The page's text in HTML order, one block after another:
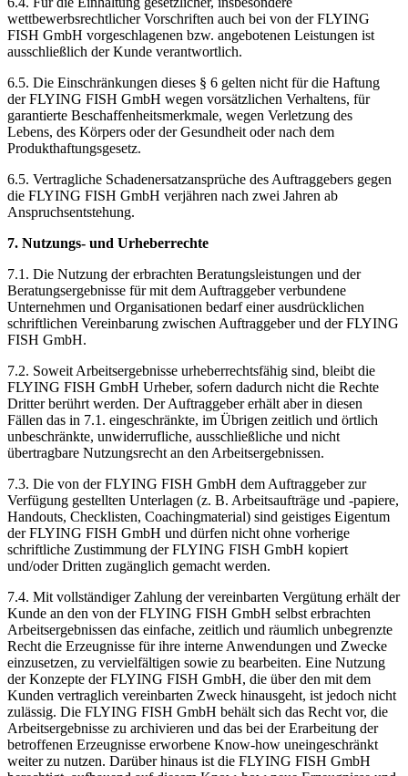
wettbewerbsrechtlicher Vorschriften auch bei von der FLYING
FISH GmbH vorgeschlagenen bzw. angebotenen Leistungen ist
ausschließlich der Kunde verantwortlich.
6.5. Die Einschränkungen dieses § 6 gelten nicht für die Haftung
der FLYING FISH GmbH wegen vorsätzlichen Verhaltens, für
garantierte Beschaffenheitsmerkmale, wegen Verletzung des
Lebens, des Körpers oder der Gesundheit oder nach dem
Produkthaftungsgesetz.
6.5. Vertragliche Schadenersatzansprüche des Auftraggebers gegen
die FLYING FISH GmbH verjähren nach zwei Jahren ab
Anspruchsentstehung.
7. Nutzungs- und Urheberrechte
7.1. Die Nutzung der erbrachten Beratungsleistungen und der
Beratungsergebnisse für mit dem Auftraggeber verbundene
Unternehmen und Organisationen bedarf einer ausdrücklichen
schriftlichen Vereinbarung zwischen Auftraggeber und der FLYING
FISH GmbH.
7.2. Soweit Arbeitsergebnisse urheberrechtsfähig sind, bleibt die
FLYING FISH GmbH Urheber, sofern dadurch nicht die Rechte
Dritter berührt werden. Der Auftraggeber erhält aber in diesen
Fällen das in 7.1. eingeschränkte, im Übrigen zeitlich und örtlich
unbeschränkte, unwiderrufliche, ausschließliche und nicht
übertragbare Nutzungsrecht an den Arbeitsergebnissen.
7.3. Die von der FLYING FISH GmbH dem Auftraggeber zur
Verfügung gestellten Unterlagen (z. B. Arbeitsaufträge und -papiere,
Handouts, Checklisten, Coachingmaterial) sind geistiges Eigentum
der FLYING FISH GmbH und dürfen nicht ohne vorherige
schriftliche Zustimmung der FLYING FISH GmbH kopiert
und/oder Dritten zugänglich gemacht werden.
7.4. Mit vollständiger Zahlung der vereinbarten Vergütung erhält der
Kunde an den von der FLYING FISH GmbH selbst erbrachten
Arbeitsergebnissen das einfache, zeitlich und räumlich unbegrenzte
Recht die Erzeugnisse für ihre interne Anwendungen und Zwecke
einzusetzen, zu vervielfältigen sowie zu bearbeiten. Eine Nutzung
der Konzepte der FLYING FISH GmbH, die über den mit dem
Kunden vertraglich vereinbarten Zweck hinausgeht, ist jedoch nicht
zulässig. Die FLYING FISH GmbH behält sich das Recht vor, die
Arbeitsergebnisse zu archivieren und das bei der Erarbeitung der
betroffenen Erzeugnisse erworbene Know-how uneingeschränkt
weiter zu nutzen. Darüber hinaus ist die FLYING FISH GmbH